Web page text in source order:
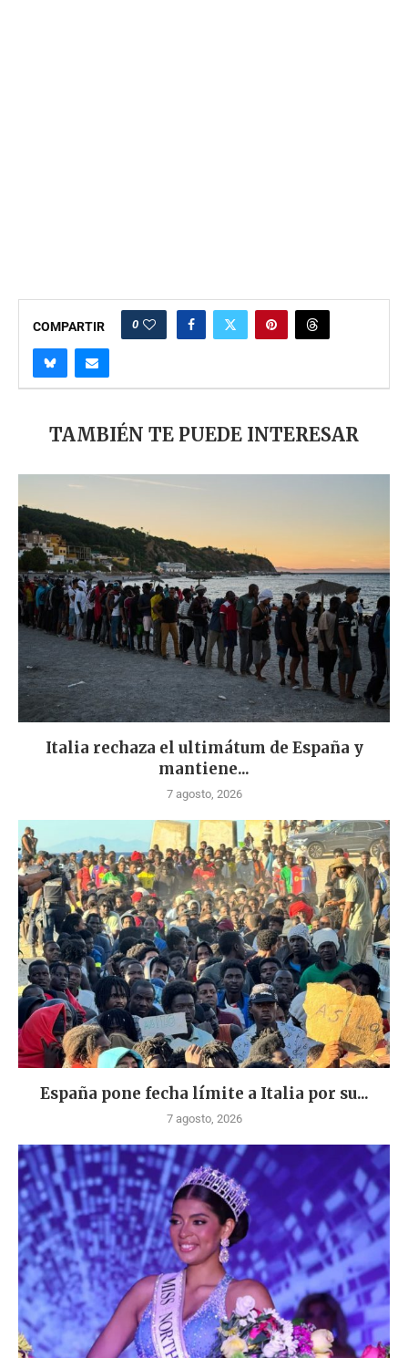
COMPARTIR 0
TAMBIÉN TE PUEDE INTERESAR
Italia rechaza el ultimátum de España y
mantiene...
7 agosto, 2026
España pone fecha límite a Italia por su...
7 agosto, 2026